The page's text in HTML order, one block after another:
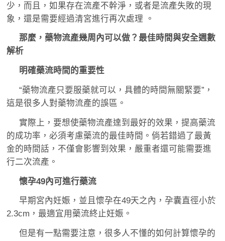
少，而且，如果存在流產不幹淨，或者是流產失敗的現
象，還是需要經過清宮進行再次處理 。
那麼，藥物流產幾周內可以做？最佳時間與安全週數
解析
明確藥流時間的重要性
“藥物流產只要服藥就可以，具體的時間無關緊要”，
這是很多人對藥物流產的誤區。
實際上，要想使藥物流產達到最好的效果，提高藥流
的成功率，必須考慮藥流的最佳時間。倘若錯過了最黃
金的時間話，不僅會影響到效果，嚴重者還可能需要進
行二次流產。
懷孕49內可進行藥流
早期宮內妊娠，並且懷孕在49天之內，孕囊直徑小於
2.3cm，最適宜用藥流終止妊娠。
但是有一點需要注意，很多人不懂的如何計算懷孕的